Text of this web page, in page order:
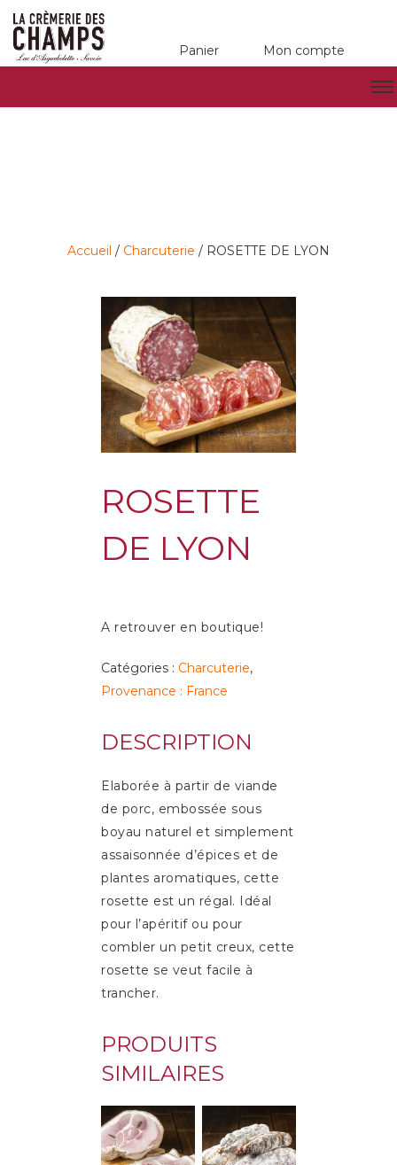
Panier Mon compte
Accueil / Charcuterie / ROSETTE DE LYON
ROSETTE
DE LYON
A retrouver en boutique!
Catégories : Charcuterie,
Provenance : France
DESCRIPTION
Elaborée à partir de viande
de porc, embossée sous
boyau naturel et simplement
assaisonnée d’épices et de
plantes aromatiques, cette
rosette est un régal. Idéal
pour l’apéritif ou pour
combler un petit creux, cette
rosette se veut facile à
trancher.
PRODUITS
SIMILAIRES